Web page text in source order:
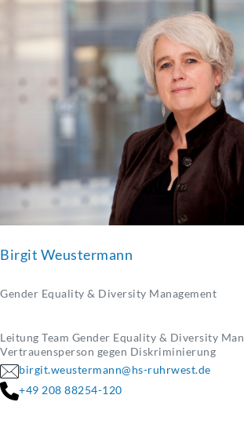
Birgit Weustermann
Gender Equality & Diversity Management
Leitung Team Gender Equality & Diversity
Vertrauensperson gegen Diskriminierung
birgit.weustermann@hs-ruhrwest.de
+49 208 88254-120